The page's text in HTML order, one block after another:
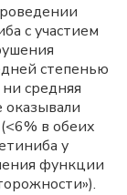
с участием
степенью
средняя
в обеих
у
функции